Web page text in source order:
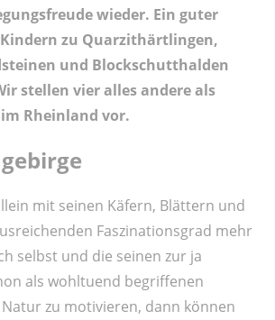
wieder. Ein guter
zu Quarzithärtlingen,
und Blockschutthalden
stellen vier alles andere als
Rheinland vor.
mit seinen Käfern, Blättern und
Faszinationsgrad mehr
selbst und die seinen zur ja
als wohltuend begriffenen
zu motivieren, dann können